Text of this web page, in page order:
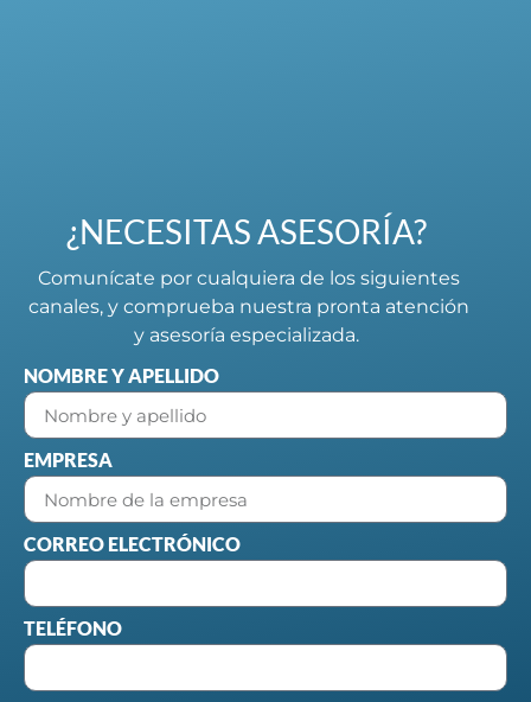
¿NECESITAS ASESORÍA?
Comunícate por cualquiera de los siguientes
canales, y comprueba nuestra pronta atención
y asesoría especializada.
NOMBRE Y APELLIDO
EMPRESA
CORREO ELECTRÓNICO
TELÉFONO